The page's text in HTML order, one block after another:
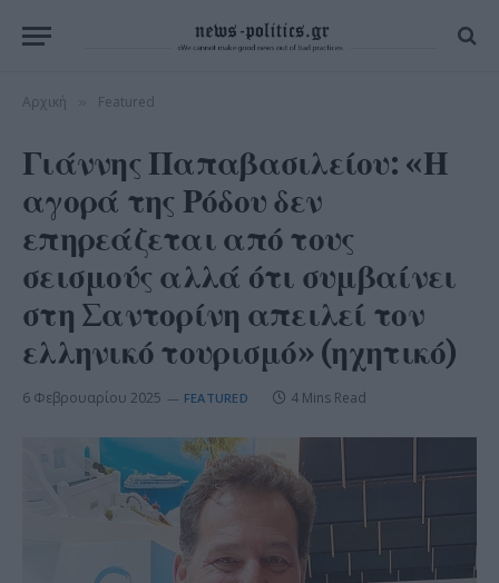
Αρχική Featured
Γιάννης Παπαβασιλείου: «Η
αγορά της Ρόδου δεν
επηρεάζεται από τους
σεισμούς αλλά ότι συμβαίνει
στη Σαντορίνη απειλεί τον
ελληνικό τουρισμό» (ηχητικό)
6 Φεβρουαρίου 2025 FEATURED 4 Mins Read